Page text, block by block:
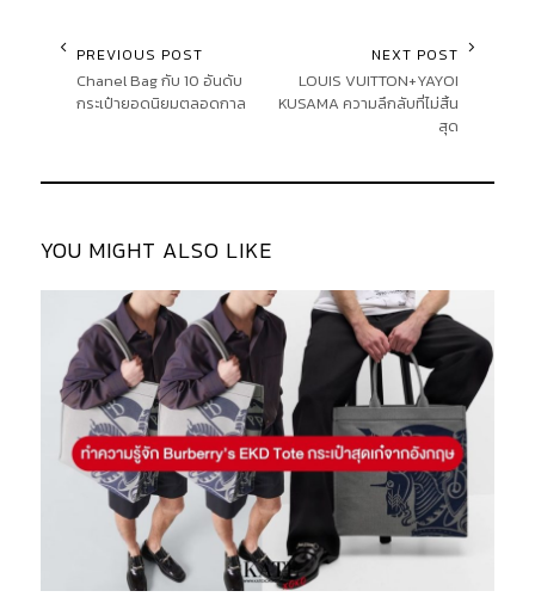
PREVIOUS POST
Chanel Bag กับ 10 อันดับ
กระเป๋ายอดนิยมตลอดกาล
NEXT POST
LOUIS VUITTON+YAYOI
KUSAMA ความลึกลับที่ไม่สิ้น
สุด
YOU MIGHT ALSO LIKE